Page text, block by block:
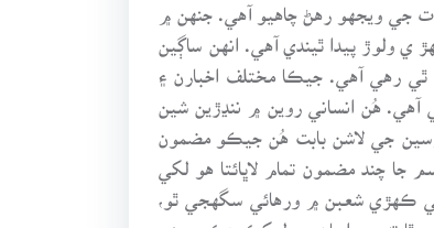
جي ويجهو رهڻ چاهيو آهي. جنهن ۾
ي ولوڙ پيدا ٿيندي آهي. انهن ساڳين
ٿي رهي آهي. جيڪا مختلف اخبارن ۽
آهي. هُن انساني روين ۾ ننڍڙين شين
جي لاشن بابت هُن جيڪو مضمون
چند مضمون تمام لاڀائتا هو لکي
ڪهڙي شعبن ۾ ورهائي سگهجي ٿو،
ئي ڪري سگهي ٿو پر جيڪڏهن هيمنگوي کي هڪ ناول لکڻ ۾ 10 سال لڳي سگهن ٿا ته پوءِ اسان جو ليکڪ هڪ مهيني